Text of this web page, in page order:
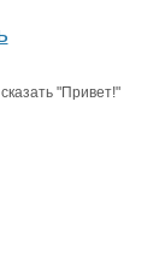
"Привет!"